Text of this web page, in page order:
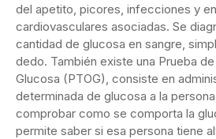
del apetito, picores, infecciones y
cardiovasculares asociadas. Se
cantidad de glucosa en sangre,
dedo. También existe una Prueba
Glucosa (PTOG), consiste en
determinada de glucosa a la
comprobar como se comporta la
permite saber si esa persona tiene